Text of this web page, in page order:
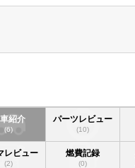
紹介
(6)
パーツレビュー
(10)
レビュー
(2)
燃費記録
(0)